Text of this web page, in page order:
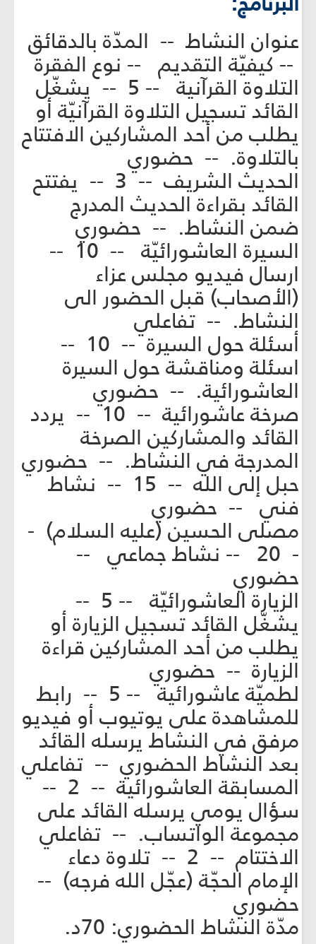
عنوان النشاط -- المدّة بالدقائق
-- كيفيّة التقديم -- نوع الفقرة
التلاوة القرآنية -- 5 -- يشغّل
القائد تسجيل التلاوة القرآنيّة أو
يطلب من أحد المشاركين الافتتاح
بالتلاوة. -- حضوري
الحديث الشريف -- 3 -- يفتتح
القائد بقراءة الحديث المدرج
ضمن النشاط. -- حضوري
السيرة العاشورائيّة -- 10 --
ارسال فيديو مجلس عزاء
(الأصحاب) قبل الحضور الى
النشاط. -- تفاعلي
أسئلة حول السيرة -- 10 --
اسئلة ومناقشة حول السيرة
العاشورائية. -- حضوري
صرخة عاشورائية -- 10 -- يردد
القائد والمشاركين الصرخة
المدرجة في النشاط. -- حضوري
حبل إلى الله -- 15 -- نشاط
فني -- حضوري
مصلى الحسين (عليه السلام) -
- 20 -- نشاط جماعي --
حضوري
الزيارة العاشورائيّة -- 5 --
يشغّل القائد تسجيل الزيارة أو
يطلب من أحد المشاركين قراءة
الزيارة -- حضوري
لطميّة عاشورائية -- 5 -- رابط
للمشاهدة على يوتيوب أو فيديو
مرفق في النشاط يرسله القائد
بعد النشاط الحضوري -- تفاعلي
المسابقة العاشورائية -- 2 --
سؤال يومي يرسله القائد على
مجموعة الواتساب. -- تفاعلي
الاختتام -- 2 -- تلاوة دعاء
الإمام الحجّة (عجّل الله فرجه) --
حضوري
مدّة النشاط الحضوري: 70د.